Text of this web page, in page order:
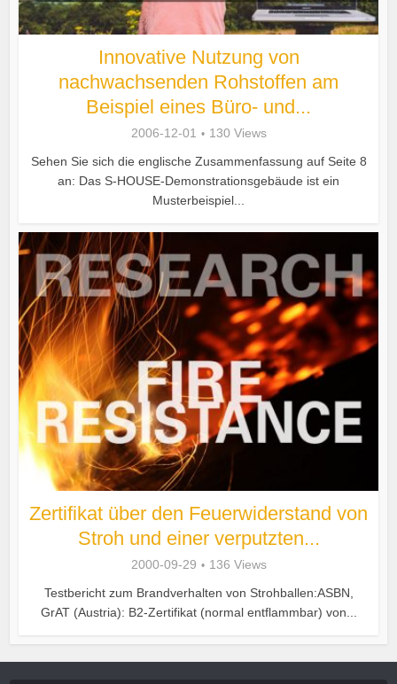
Innovative Nutzung von
nachwachsenden Rohstoffen am
Beispiel eines Büro- und...
2006-12-01
130 Views
Sehen Sie sich die englische Zusammenfassung auf Seite 8
an: Das S-HOUSE-Demonstrationsgebäude ist ein
Musterbeispiel...
Zertifikat über den Feuerwiderstand von
Stroh und einer verputzten...
2000-09-29
136 Views
Testbericht zum Brandverhalten von Strohballen:ASBN,
GrAT (Austria): B2-Zertifikat (normal entflammbar) von...